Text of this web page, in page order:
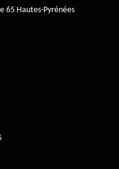
65 Hautes-Pyrénées